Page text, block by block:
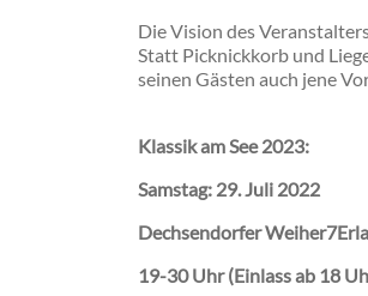
Die Vision des
Statt Picknickkorb und
seinen Gästen auch jene
Klassik am See 2023:
Samstag: 29. Juli 2022
Dechsendorfer
19-30 Uhr (Einlass ab 18